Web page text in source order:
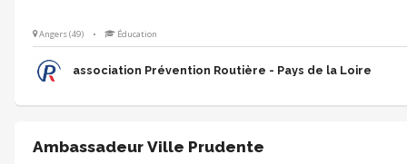
Angers (49) • Éducation
association Prévention Routière - Pays de la Loire
Ambassadeur Ville Prudente